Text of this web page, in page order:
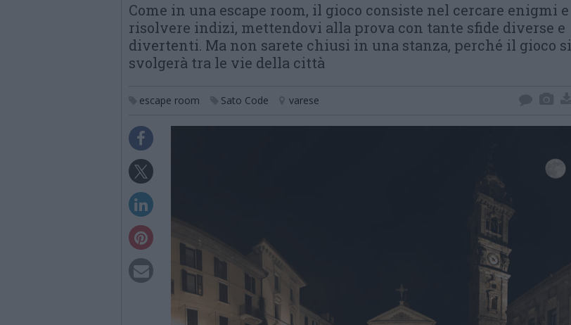
Come in una escape room, il gioco consiste nel cercare enigmi e
risolvere indizi, mettendovi alla prova con tante sfide diverse e
divertenti. Ma non sarete chiusi in una stanza, perché il gioco si
svolgerà tra le vie della città
escape room Sato Code varese